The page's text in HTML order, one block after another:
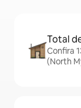
Total
Confira
(North